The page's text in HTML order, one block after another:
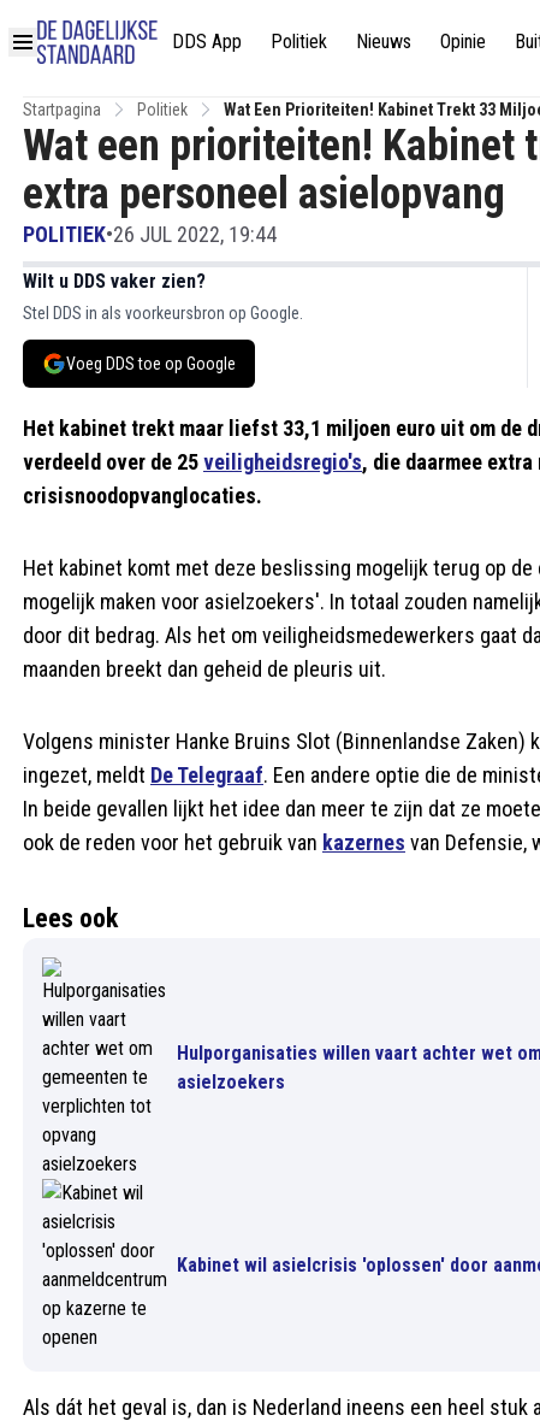
DDS App Politiek Nieuws Opinie
Startpagina Politiek Wat Een Prioriteiten! Kabinet Trekt 33
Wat een prioriteiten! Kabinet
extra personeel asielopvang
POLITIEK•26 JUL 2022, 19:44
Wilt u DDS vaker zien?
Stel DDS in als voorkeursbron op Google.
Voeg DDS toe op Google
Het kabinet trekt maar liefst 33,1 miljoen euro uit om de
verdeeld over de 25veiligheidsregio's, die daarmee
crisisnoodopvanglocaties.
Het kabinet komt met deze beslissing mogelijk terug op
mogelijk maken voor asielzoekers'. In totaal zouden
door dit bedrag. Als het om veiligheidsmedewerkers gaat
maanden breekt dan geheid de pleuris uit.
Volgens minister Hanke Bruins Slot (Binnenlandse
ingezet, meldt De Telegraaf. Een andere optie die de
In beide gevallen lijkt het idee dan meer te zijn dat ze
ook de reden voor het gebruik van kazernes van Defensie,
Lees ook
Hulporganisaties willen vaart achter wet
asielzoekers
Kabinet wil asielcrisis 'oplossen' door
Als dát het geval is, dan is Nederland ineens een heel